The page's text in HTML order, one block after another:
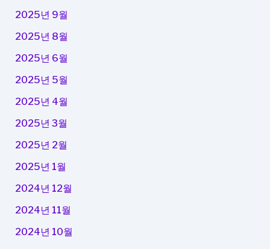
2025년 9월
2025년 8월
2025년 6월
2025년 5월
2025년 4월
2025년 3월
2025년 2월
2025년 1월
2024년 12월
2024년 11월
2024년 10월